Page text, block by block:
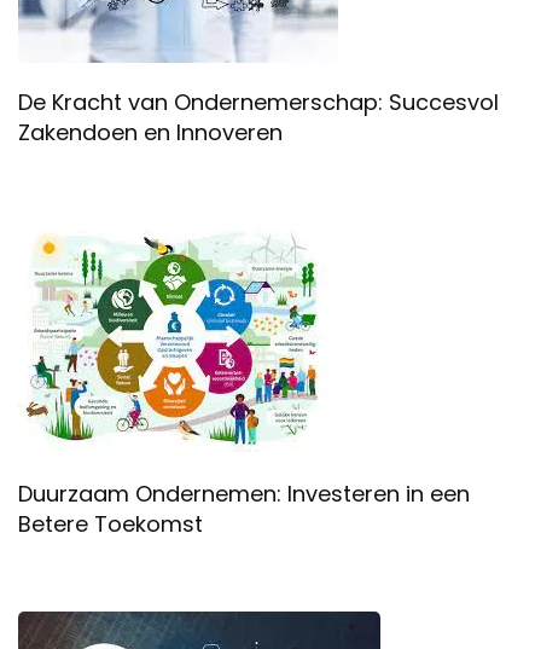
De Kracht van Ondernemerschap: Succesvol
Zakendoen en Innoveren
Duurzaam Ondernemen: Investeren in een
Betere Toekomst